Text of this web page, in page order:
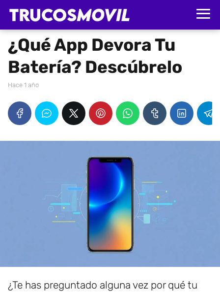
¿Qué App Devora Tu
Batería? Descúbrelo
hace 1 año
¿Te has preguntado alguna vez por qué tu